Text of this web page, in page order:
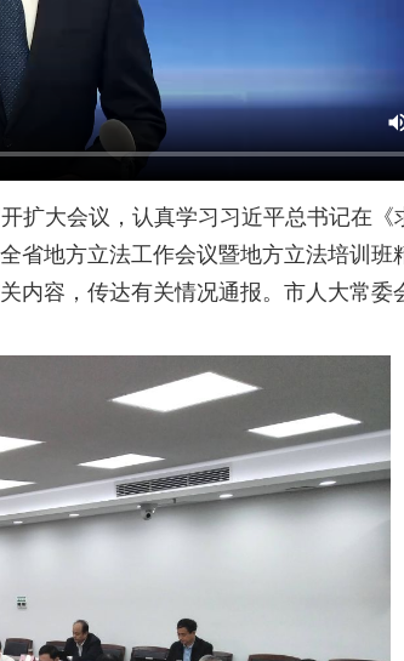
扩大会议，认真学习习近平总书记在《
省地方立法工作会议暨地方立法培训班
内容，传达有关情况通报。市人大常委